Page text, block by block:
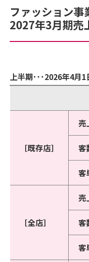
ファッション事
2027年3月期売
上半期･･･2026年4月
［既存店］
売
客
客
［全店］
売
客
客
AOKI GROUP STORIES